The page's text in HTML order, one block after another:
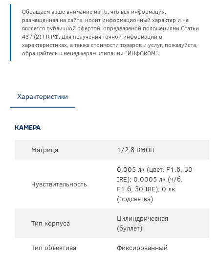
Обращаем ваше внимание на то, что вся информация,
размещенная на сайте, носит информационный характер и не
является публичной офертой, определяемой положениями Статьи
437 (2) ГК РФ. Для получения точной информации о
характеристиках, а также стоимости товаров и услуг, пожалуйста,
обращайтесь к менеджерам компании "ИНФОКОМ".
Характеристики
КАМЕРА
Матрица 1/2.8 КМОП
Чувствительность
0.005 лк (цвет, F1.6, 30
IRE); 0.0005 лк (ч/б,
F1.6, 30 IRE); 0 лк
(подсветка)
Тип корпуса
Цилиндрическая
(буллет)
Тип объектива
Фиксированный